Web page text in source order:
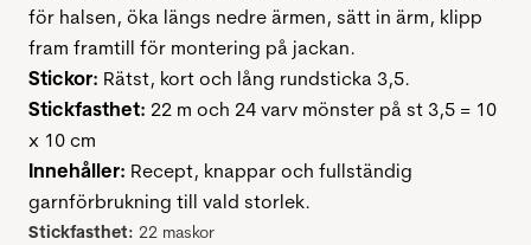
för halsen, öka längs nedre ärmen, sätt in ärm, klipp
fram framtill för montering på jackan.
Stickor: Rätst, kort och lång rundsticka 3,5.
Stickfasthet: 22 m och 24 varv mönster på st 3,5 = 10
x 10 cm
Innehåller: Recept, knappar och fullständig
garnförbrukning till vald storlek.
Stickfasthet: 22 maskor